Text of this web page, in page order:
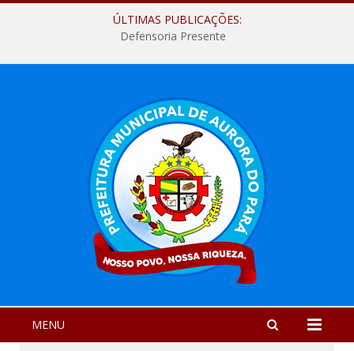
ÚLTIMAS PUBLICAÇÕES:
Defensoria Presente
MENU